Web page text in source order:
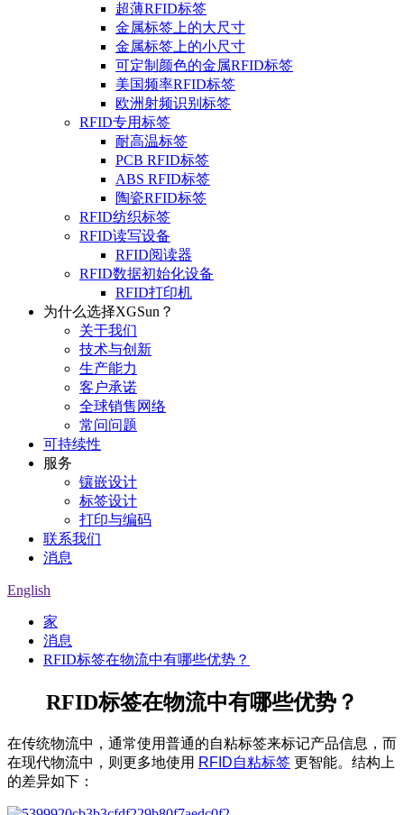
超薄RFID标签
金属标签上的大尺寸
金属标签上的小尺寸
可定制颜色的金属RFID标签
美国频率RFID标签
欧洲射频识别标签
RFID专用标签
耐高温标签
PCB RFID标签
ABS RFID标签
陶瓷RFID标签
RFID纺织标签
RFID读写设备
RFID阅读器
RFID数据初始化设备
RFID打印机
为什么选择XGSun？
关于我们
技术与创新
生产能力
客户承诺
全球销售网络
常问问题
可持续性
服务
镶嵌设计
标签设计
打印与编码
联系我们
消息
English
家
消息
RFID标签在物流中有哪些优势？
RFID标签在物流中有哪些优势？
在传统物流中，通常使用普通的自粘标签来标记产品信息，而
在现代物流中，则更多地使用 RFID自粘标签 更智能。结构上
的差异如下：